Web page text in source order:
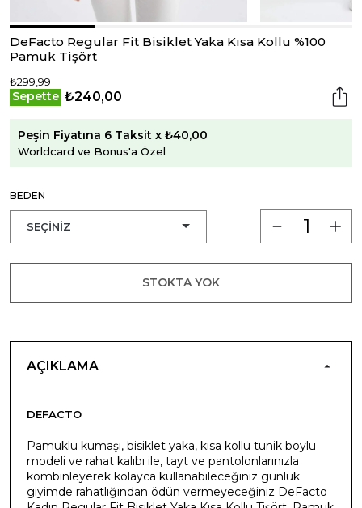
DeFacto Regular Fit Bisiklet Yaka Kısa Kollu %100
Pamuk Tişört
₺299,99
Sepette ₺240,00
Peşin Fiyatına 6 Taksit x ₺40,00
Worldcard ve Bonus'a Özel
BEDEN
STOKTA YOK
AÇIKLAMA
DEFACTO
Pamuklu kumaşı, bisiklet yaka, kısa kollu tunik boylu
modeli ve rahat kalıbı ile, tayt ve pantolonlarınızla
kombinleyerek kolayca kullanabileceğiniz günlük
giyimde rahatlığından ödün vermeyeceğiniz DeFacto